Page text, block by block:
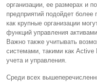
организации, ее размерах и
предприятий подойдет более
как крупные организации
функций управления
Важно также учитывать
системами, такими как Active
учета и управления.
Среди всех